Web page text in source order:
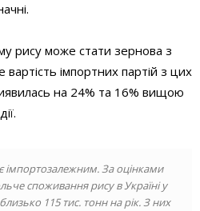
рису може стати зернова з
вартість імпортних партій з цих
на 24% та 16% вищою
імпортозалежним. За оцінками
споживання рису в Україні у
115 тис. тонн на рік. З них